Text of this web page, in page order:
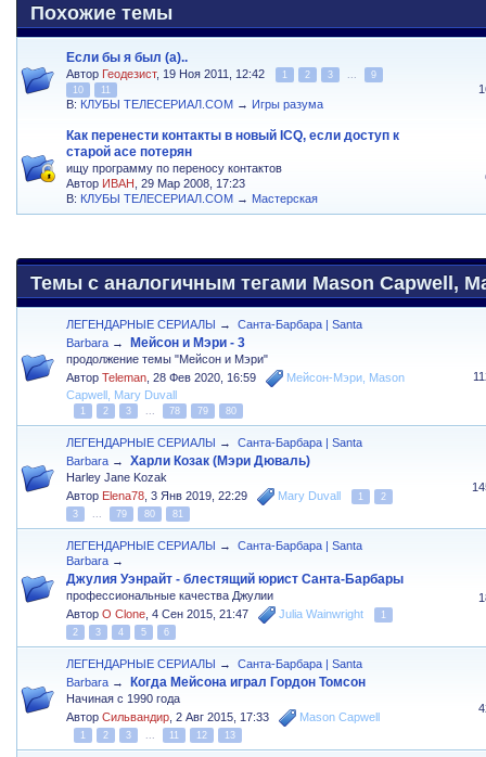
Похожие темы
Если бы я был (а)..
Автор Геодезист, 19 Ноя 2011, 12:42 1 2 3 ...
9
10
11
В: КЛУБЫ ТЕЛЕСЕРИАЛ.COM → Игры разума
Как перенести контакты в новый ICQ, если доступ к
старой асе потерян
ищу программу по переносу контактов
Автор ИВАН , 29 Мар 2008, 17:23
В: КЛУБЫ ТЕЛЕСЕРИАЛ.COM → Мастерская
Темы с аналогичным тегами Mason Capwell,
ЛЕГЕНДАРНЫЕ СЕРИАЛЫ →
Санта-Барбара | Santa
Barbara → Мейсон и Мэри - 3
продолжение темы "Мейсон и Мэри"
АвторTeleman ,28 Фев 2020, 16:59 Мейсон-Мэри Mason
Capwell Mary Duvall
1 2 3 ... 78 79 80
ЛЕГЕНДАРНЫЕ СЕРИАЛЫ →
Санта-Барбара | Santa
Barbara → Харли Козак (Мэри Дюваль)
Harley Jane Kozak
Автор Elena78 ,3 Янв 2019, 22:29 Mary Duvall 1
2
3
... 79 80 81
ЛЕГЕНДАРНЫЕ СЕРИАЛЫ →
Санта-Барбара | Santa
Barbara →
Джулия Уэнрайт - блестящий юрист Санта-Барбары
профессиональные качества Джулии
АвторO Clone ,4 Сен 2015, 21:47 Julia Wainwright
1
2
3 4 5 6
ЛЕГЕНДАРНЫЕ СЕРИАЛЫ →
Санта-Барбара | Santa
Barbara → Когда Мейсона играл Гордон Томсон
Начиная с 1990 года
АвторСильвандир ,2 Авг 2015, 17:33 Mason Capwell
1 2 3 ... 11 12 13